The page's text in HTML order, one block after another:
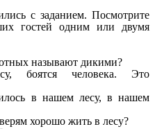
с заданием. Посмотрите
гостей одним или двумя
называют дикими?
человека. Это
в нашем лесу, в нашем
хорошо жить в лесу?